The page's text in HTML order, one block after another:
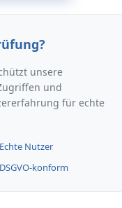
unsere
und
für echte
Echte Nutzer
DSGVO-konform